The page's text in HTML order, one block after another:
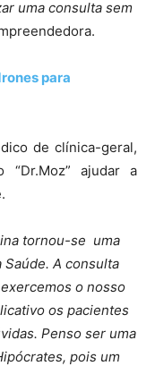
uma consulta sem
para
de clínica-geral,
ajudar a
tornou-se uma
A consulta
o nosso
os pacientes
Penso ser uma
pois um